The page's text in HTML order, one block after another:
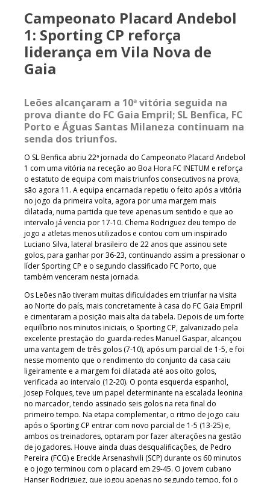
Campeonato Placard Andebol
1: Sporting CP reforça
liderança em Vila Nova de
Gaia
Leões alcançaram a 10ª vitória seguida na
prova diante do FC Gaia Empril; SL Benfica, FC
Porto e Águas Santas Milaneza continuam na
senda dos triunfos.
O SL Benfica abriu 22ª jornada do Campeonato Placard Andebol
1 com uma vitória na receção ao Boa Hora FC INETUM e reforça
o estatuto de equipa com mais triunfos consecutivos na prova,
são agora 11. A equipa encarnada repetiu o feito após a vitória
no jogo da primeira volta, agora por uma margem mais
dilatada, numa partida que teve apenas um sentido e que ao
intervalo já vencia por 17-10. Chema Rodriguez deu tempo de
jogo a atletas menos utilizados e contou com um inspirado
Luciano Silva, lateral brasileiro de 22 anos que assinou sete
golos, para ganhar por 36-23, continuando assim a pressionar o
líder Sporting CP e o segundo classificado FC Porto, que
também venceram nesta jornada.
Os Leões não tiveram muitas dificuldades em triunfar na visita
ao Norte do país, mais concretamente à casa do FC Gaia Empril
e cimentaram a posição mais alta da tabela. Depois de um forte
equilíbrio nos minutos iniciais, o Sporting CP, galvanizado pela
excelente prestação do guarda-redes Manuel Gaspar, alcançou
uma vantagem de três golos (7-10), após um parcial de 1-5, e foi
nesse momento que o rendimento do conjunto da casa caiu
ligeiramente e a margem foi dilatada até aos oito golos,
verificada ao intervalo (12-20). O ponta esquerda espanhol,
Josep Folques, teve um papel determinante na escalada leonina
no marcador, tendo assinado seis golos na reta final do
primeiro tempo. Na etapa complementar, o ritmo de jogo caiu
após o Sporting CP entrar com novo parcial de 1-5 (13-25) e,
ambos os treinadores, optaram por fazer alterações na gestão
de jogadores. Houve ainda duas desqualificações, de Pedro
Pereira (FCG) e Ereckle Arsenashvili (SCP) durante os 60 minutos
e o jogo terminou com o placard em 29-45. O jovem cubano
Hanser Rodriguez, que jogou apenas no segundo tempo, foi o